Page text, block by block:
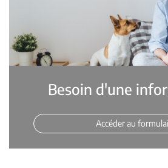
Besoin d'une
Accéder au